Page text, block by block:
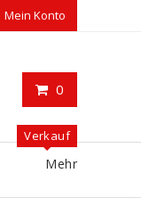
Mein Konto
0
Verkauf
Mehr